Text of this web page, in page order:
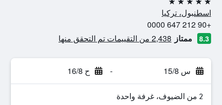
5 نجوم
اسطنبول، تركيا
+90 212 647 0000
8.3 ممتاز 2,438 من التقييمات تم التحقق منها
س 15/8 - ح 16/8
2 من الضيوف، غرفة واحدة